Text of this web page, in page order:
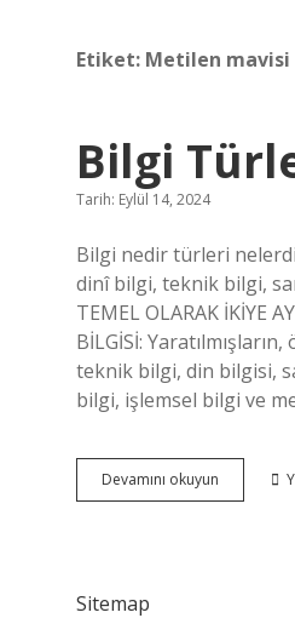
Etiket: Metilen mavisi
Bilgi
Tarih: Eylül 14, 2024
Bilgi nedir türleri
dinî bilgi, teknik bilgi,
TEMEL OLARAK İKİYE
BİLGİSİ:
teknik bilgi, din bilgisi,
bilgi, işlemsel bilgi ve
Devamını okuyun
Türleri
Sitemap